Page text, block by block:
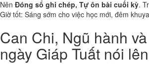
Nên Đóng sổ ghi chép, Tự ôn bài cuối kỳ.
Giờ tốt: Sáng sớm cho việc học mới, đêm
Can Chi, Ngũ hành
ngày Giáp Tuất nói